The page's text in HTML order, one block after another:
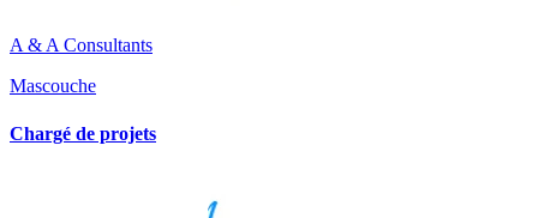
A & A Consultants
Mascouche
Chargé de projets